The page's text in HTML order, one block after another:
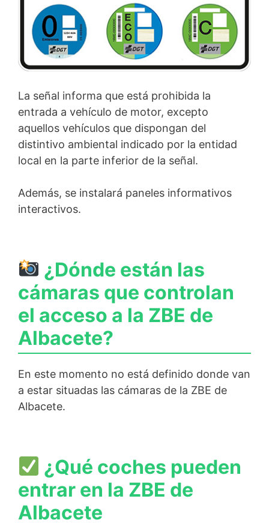
La señal informa que está prohibida la
entrada a vehículo de motor, excepto
aquellos vehículos que dispongan del
distintivo ambiental indicado por la entidad
local en la parte inferior de la señal.
Además, se instalará paneles informativos
interactivos.
¿Dónde están las
cámaras que controlan
el acceso a la ZBE de
Albacete?
En este momento no está definido donde van
a estar situadas las cámaras de la ZBE de
Albacete.
¿Qué coches pueden
entrar en la ZBE de
Albacete